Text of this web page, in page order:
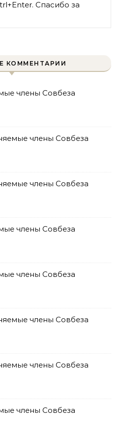
Спасибо за
КОММЕНТАРИИ
члены Совбеза
члены Совбеза
члены Совбеза
члены Совбеза
члены Совбеза
члены Совбеза
члены Совбеза
члены Совбеза